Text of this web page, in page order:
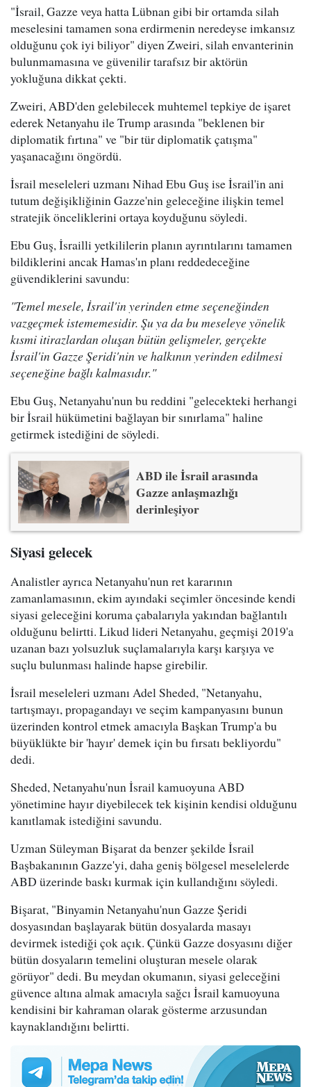
"İsrail, Gazze veya hatta Lübnan gibi bir ortamda silah
meselesini tamamen sona erdirmenin neredeyse imkansız
olduğunu çok iyi biliyor" diyen Zweiri, silah envanterinin
bulunmamasına ve güvenilir tarafsız bir aktörün
yokluğuna dikkat çekti.
Zweiri, ABD'den gelebilecek muhtemel tepkiye de işaret
ederek Netanyahu ile Trump arasında "beklenen bir
diplomatik fırtına" ve "bir tür diplomatik çatışma"
yaşanacağını öngördü.
İsrail meseleleri uzmanı Nihad Ebu Guş ise İsrail'in ani
tutum değişikliğinin Gazze'nin geleceğine ilişkin temel
stratejik önceliklerini ortaya koyduğunu söyledi.
Ebu Guş, İsrailli yetkililerin planın ayrıntılarını tamamen
bildiklerini ancak Hamas'ın planı reddedeceğine
güvendiklerini savundu:
"Temel mesele, İsrail'in yerinden etme seçeneğinden
vazgeçmek istememesidir. Şu ya da bu meseleye yönelik
kısmi itirazlardan oluşan bütün gelişmeler, gerçekte
İsrail'in Gazze Şeridi'nin ve halkının yerinden edilmesi
seçeneğine bağlı kalmasıdır."
Ebu Guş, Netanyahu'nun bu reddini "gelecekteki herhangi
bir İsrail hükümetini bağlayan bir sınırlama" haline
getirmek istediğini de söyledi.
ABD ile İsrail arasında
Gazze anlaşmazlığı
derinleşiyor
Siyasi gelecek
Analistler ayrıca Netanyahu'nun ret kararının
zamanlamasının, ekim ayındaki seçimler öncesinde kendi
siyasi geleceğini koruma çabalarıyla yakından bağlantılı
olduğunu belirtti. Likud lideri Netanyahu, geçmişi 2019'a
uzanan bazı yolsuzluk suçlamalarıyla karşı karşıya ve
suçlu bulunması halinde hapse girebilir.
İsrail meseleleri uzmanı Adel Sheded, "Netanyahu,
tartışmayı, propagandayı ve seçim kampanyasını bunun
üzerinden kontrol etmek amacıyla Başkan Trump'a bu
büyüklükte bir 'hayır' demek için bu fırsatı bekliyordu"
dedi.
Sheded, Netanyahu'nun İsrail kamuoyuna ABD
yönetimine hayır diyebilecek tek kişinin kendisi olduğunu
kanıtlamak istediğini savundu.
Uzman Süleyman Bişarat da benzer şekilde İsrail
Başbakanının Gazze'yi, daha geniş bölgesel meselelerde
ABD üzerinde baskı kurmak için kullandığını söyledi.
Bişarat, "Binyamin Netanyahu'nun Gazze Şeridi
dosyasından başlayarak bütün dosyalarda masayı
devirmek istediği çok açık. Çünkü Gazze dosyasını diğer
bütün dosyaların temelini oluşturan mesele olarak
görüyor" dedi. Bu meydan okumanın, siyasi geleceğini
güvence altına almak amacıyla sağcı İsrail kamuoyuna
kendisini bir kahraman olarak gösterme arzusundan
kaynaklandığını belirtti.